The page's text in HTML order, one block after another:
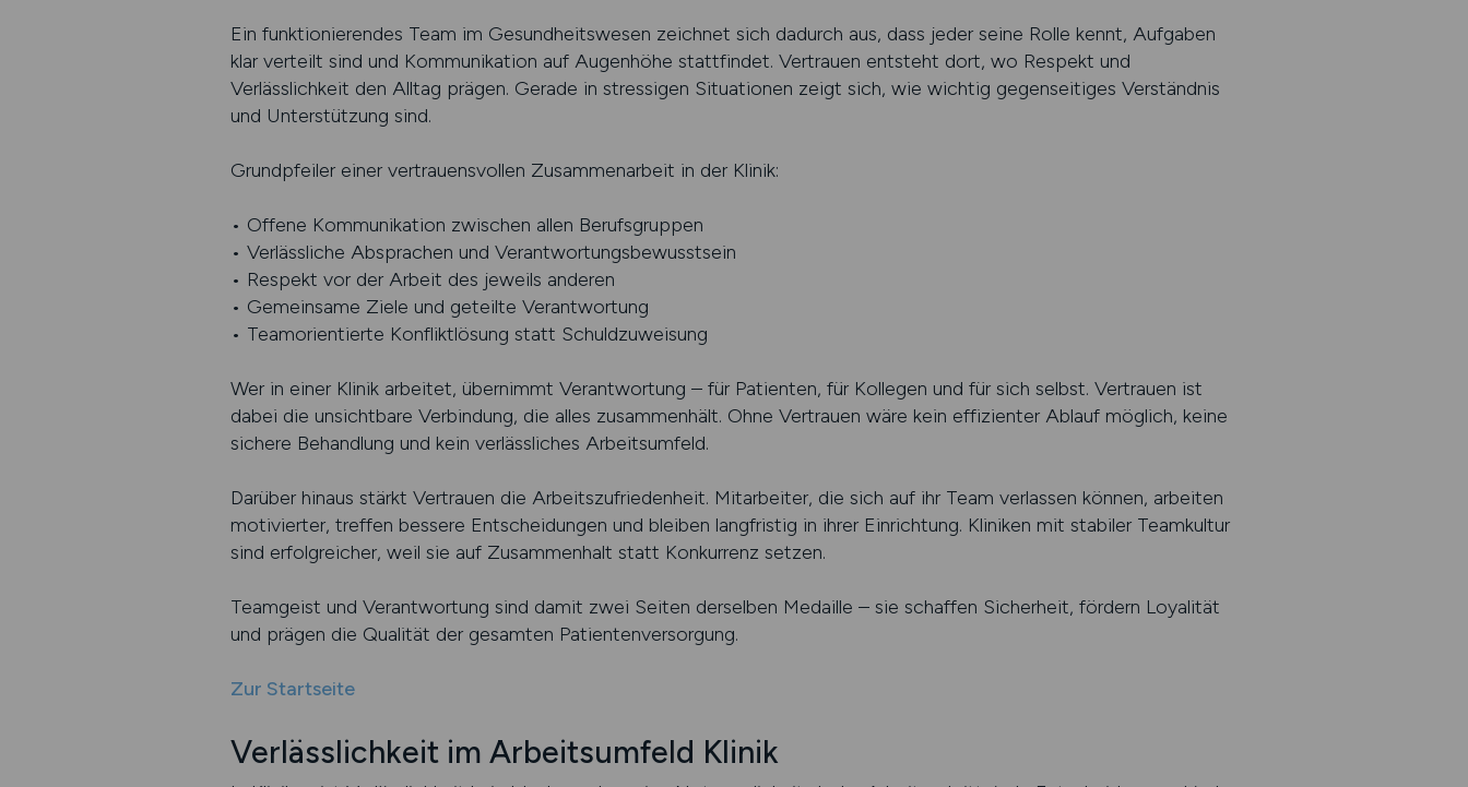
Ein funktionierendes Team im Gesundheitswesen zeichnet sich dadurch aus, dass jeder seine Rolle kennt, Aufgaben
klar verteilt sind und Kommunikation auf Augenhöhe stattfindet. Vertrauen entsteht dort, wo Respekt und
Verlässlichkeit den Alltag prägen. Gerade in stressigen Situationen zeigt sich, wie wichtig gegenseitiges Verständnis
und Unterstützung sind.
Grundpfeiler einer vertrauensvollen Zusammenarbeit in der Klinik:
• Offene Kommunikation zwischen allen Berufsgruppen
• Verlässliche Absprachen und Verantwortungsbewusstsein
• Respekt vor der Arbeit des jeweils anderen
• Gemeinsame Ziele und geteilte Verantwortung
• Teamorientierte Konfliktlösung statt Schuldzuweisung
Wer in einer Klinik arbeitet, übernimmt Verantwortung – für Patienten, für Kollegen und für sich selbst. Vertrauen ist
dabei die unsichtbare Verbindung, die alles zusammenhält. Ohne Vertrauen wäre kein effizienter Ablauf möglich, keine
sichere Behandlung und kein verlässliches Arbeitsumfeld.
Darüber hinaus stärkt Vertrauen die Arbeitszufriedenheit. Mitarbeiter, die sich auf ihr Team verlassen können, arbeiten
motivierter, treffen bessere Entscheidungen und bleiben langfristig in ihrer Einrichtung. Kliniken mit stabiler Teamkultur
sind erfolgreicher, weil sie auf Zusammenhalt statt Konkurrenz setzen.
Teamgeist und Verantwortung sind damit zwei Seiten derselben Medaille – sie schaffen Sicherheit, fördern Loyalität
und prägen die Qualität der gesamten Patientenversorgung.
Zur Startseite
Verlässlichkeit im Arbeitsumfeld Klinik